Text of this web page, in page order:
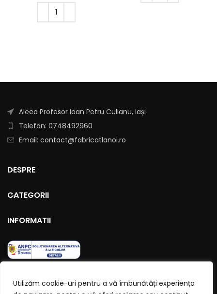
Utilizăm cookie-uri pentru a vă îmbunătăți experiența
Aleea Profesor Ioan Petru Culianu, Iași
Telefon: 0748492960
Email: contact@fabricatlanoi.ro
DESPRE
CATEGORII
INFORMATII